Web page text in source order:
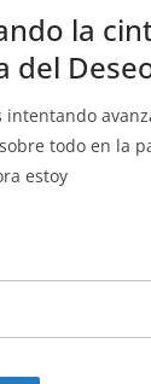
la
del
intentando
todo en la
estoy